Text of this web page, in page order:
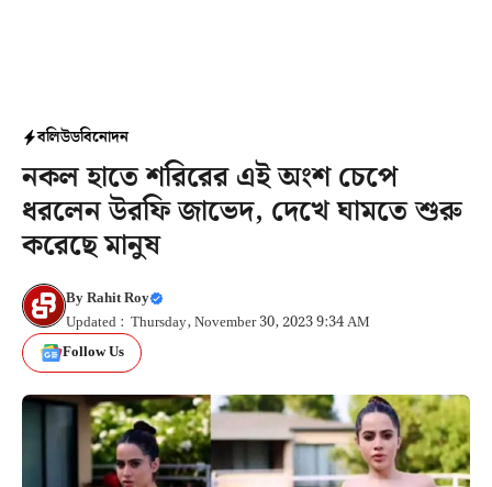
বলিউডবিনোদন
নকল হাতে শরিরের এই অংশ চেপে
ধরলেন উরফি জাভেদ, দেখে ঘামতে শুরু
করেছে মানুষ
ByRahit Roy
Updated : Thursday, November 30, 2023 9:34 AM
Follow Us